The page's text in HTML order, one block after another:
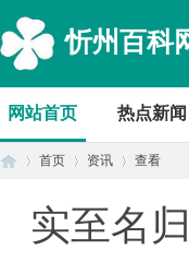
忻州百科
网站首页 热点新闻
首页 资讯 查看
实至名